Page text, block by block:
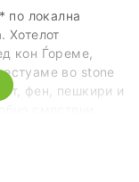
по локална
Хотелот
кон Ѓореме,
во stone
фен, пешкири и